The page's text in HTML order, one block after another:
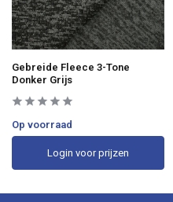
Gebreide Fleece 3-Tone
Donker Grijs
Op voorraad
Login voor prijzen